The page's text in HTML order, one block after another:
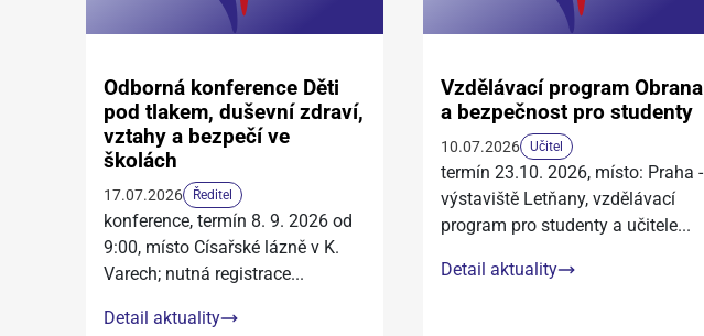
Odborná konference Děti
pod tlakem, duševní zdraví,
vztahy a bezpečí ve
školách
17.07.2026 Ředitel
konference, termín 8. 9. 2026 od
9:00, místo Císařské lázně v K.
Varech; nutná registrace...
Detail aktuality
Vzdělávací program Obrana
a bezpečnost pro studenty
10.07.2026 Učitel
termín 23.10. 2026, místo: Praha -
výstaviště Letňany, vzdělávací
program pro studenty a učitele...
Detail aktuality